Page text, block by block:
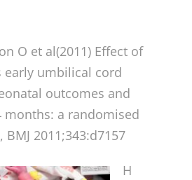
O et al(2011) Effect of
early umbilical cord
outcomes and
months: a randomised
2011;343:d7157
Η